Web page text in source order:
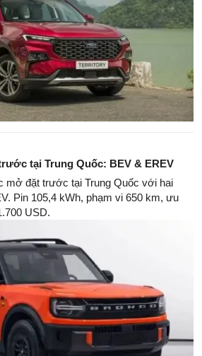
tại Trung Quốc: BEV & EREV
mở đặt trước tại Trung Quốc với hai
Pin 105,4 kWh, phạm vi 650 km, ưu
USD.